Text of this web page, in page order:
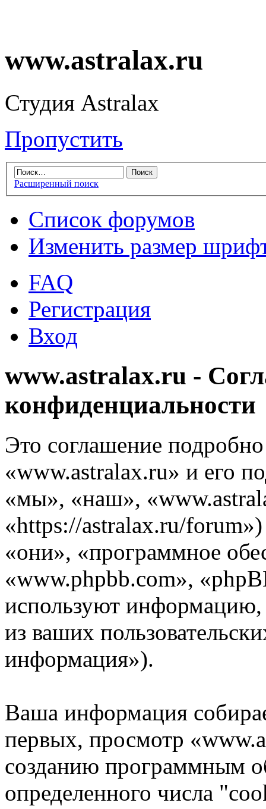
www.astralax.ru
Студия Astralax
Пропустить
Расширенный поиск
Список форумов
Изменить размер
FAQ
Регистрация
Вход
www.astralax.ru -
конфиденциальности
Это соглашение подробно
«www.astralax.ru» и его
«мы», «наш»,
«https://astralax.ru/
«они», «программное
«www.phpbb.com»,
используют
из ваших
информация»).
Ваша информация
первых, просмотр
созданию программным
определенного числа